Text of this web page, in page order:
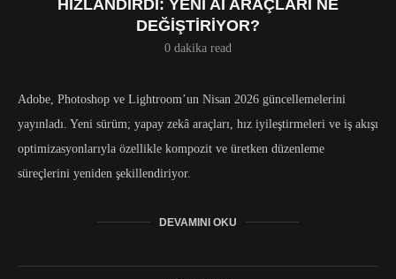
HIZLANDIRDI: YENI AI ARAÇLARI NE
DEĞIŞTIRIYOR?
0 dakika read
Adobe, Photoshop ve Lightroom’un Nisan 2026 güncellemelerini
yayınladı. Yeni sürüm; yapay zekâ araçları, hız iyileştirmeleri ve iş akışı
optimizasyonlarıyla özellikle kompozit ve üretken düzenleme
süreçlerini yeniden şekillendiriyor.
DEVAMINI OKU